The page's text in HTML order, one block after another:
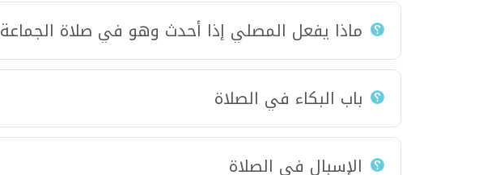
ماذا يفعل المصلي إذا أحدث وهو في صلاة الجماعة
باب البكاء في الصلاة
الإسبال في الصلاة